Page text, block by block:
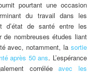
pourtant une occasion
du travail dans les
d’état de santé entre les
nombreuses études liant
avec, notamment, la sortie
après 50 ans. L’espérance
corréléeavec les